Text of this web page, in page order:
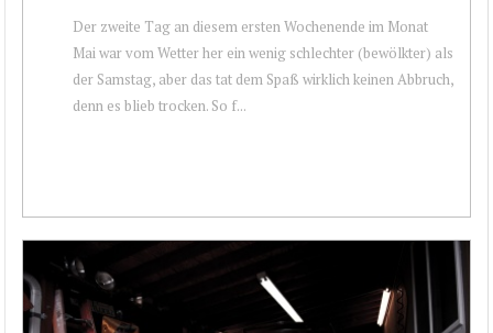
Der zweite Tag an diesem ersten Wochenende im Monat
Mai war vom Wetter her ein wenig schlechter (bewölkter) als
der Samstag, aber das tat dem Spaß wirklich keinen Abbruch,
denn es blieb trocken. So f...